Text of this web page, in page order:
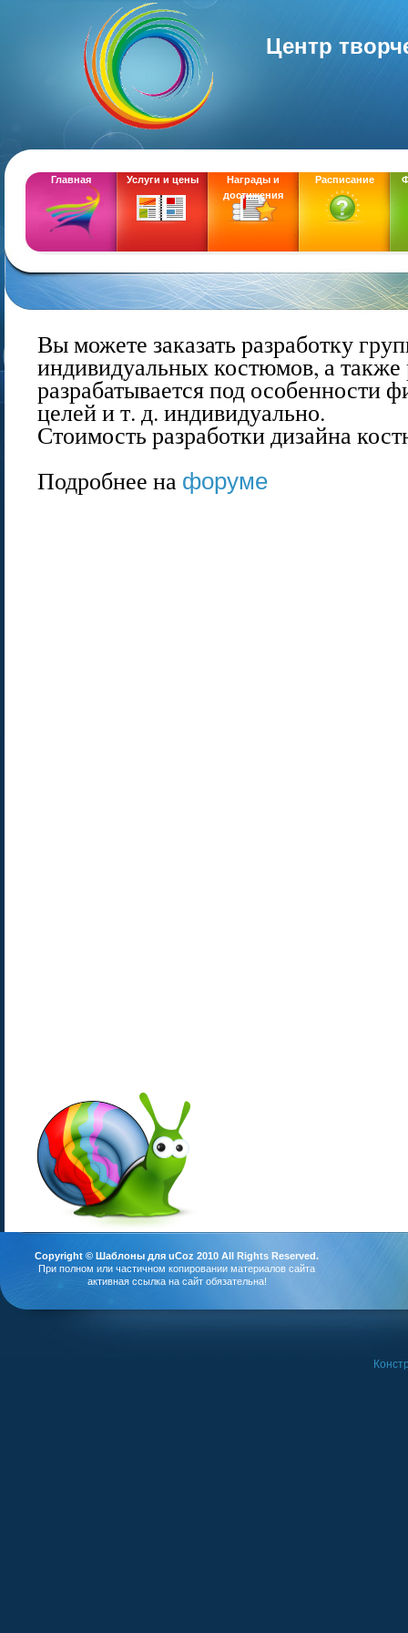
DEMOZ
Центр
Главная Услуги и цены
Награды и
достижения
Расписание
Вы можете заказать разработку
индивидуальных костюмов, а
разрабатывается под особенности
целей и т. д. индивидуально.
Стоимость разработки дизайна
Подробнее на форуме
Copyright © Шаблоны для uCoz 2010 All Rights Reserved.
При полном или частичном копировании материалов сайта
активная ссылка на сайт обязательна!